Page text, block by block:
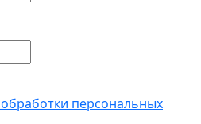
персональных